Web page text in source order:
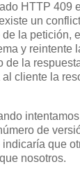
HTTP 409
un
la petición,
y reintente
de la
cliente la
de
que
nosotros.